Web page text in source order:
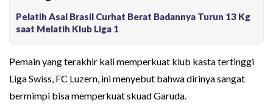
Pelatih Asal Brasil Curhat Berat Badannya Turun 13 Kg
saat Melatih Klub Liga 1
Pemain yang terakhir kali memperkuat klub kasta tertinggi
Liga Swiss, FC Luzern, ini menyebut bahwa dirinya sangat
bermimpi bisa memperkuat skuad Garuda.